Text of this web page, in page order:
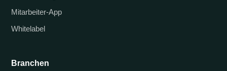
Mitarbeiter-App
Whitelabel
Branchen